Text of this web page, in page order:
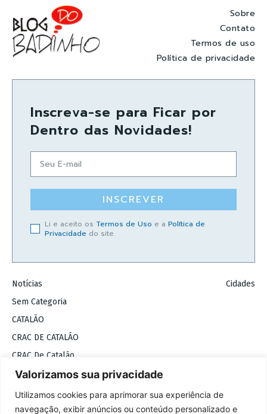
Valorizamos sua privacidade
Utilizamos cookies para aprimorar sua experiência de
navegação, exibir anúncios ou conteúdo personalizado e
Sobre
Contato
Termos de uso
Política de privacidade
Inscreva-se para Ficar por
Dentro das Novidades!
INSCREVER
Li e aceito os Termos de Uso e a Política de
Privacidade do site.
Notícias
Sem Categoria
CATALÃO
CRAC DE CATALÃO
CRAC De Catalão
Cidades
COPYRIGHT 2026 © BADIINHO